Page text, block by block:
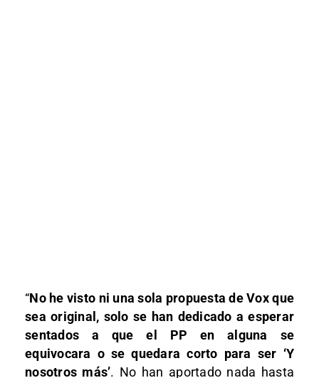
“No he visto ni una sola propuesta de Vox que
sea original, solo se han dedicado a esperar
sentados a que el PP en alguna se
equivocara o se quedara corto para ser ‘Y
nosotros más’. No han aportado nada hasta